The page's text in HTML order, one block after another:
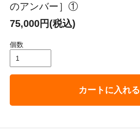
のアンバー］①
75,000円(税込)
個数
カートに入れる